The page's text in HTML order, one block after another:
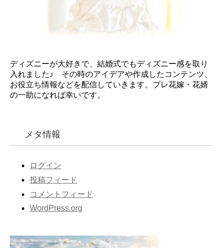
ディズニーが大好きで、結婚式でもディズニー感を取り
入れました♪ その時のアイデアや作成したコンテンツ、
お役立ち情報などを配信していきます。プレ花嫁・花婿
の一助になれば幸いです。
メタ情報
ログイン
投稿フィード
コメントフィード
WordPress.org